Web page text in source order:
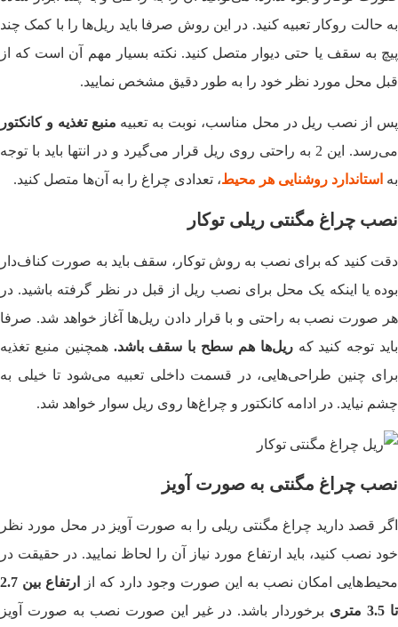
به حالت روکار تعبیه کنید. در این روش صرفا باید ریل‌ها را با کمک چند
پیچ به سقف یا حتی دیوار متصل کنید. نکته بسیار مهم آن است که از
قبل محل مورد نظر خود را به طور دقیق مشخص نمایید.
پس از نصب ریل در محل مناسب، نوبت به تعبیه منبع تغذیه و کانکتور
می‌رسد. این 2 به راحتی روی ریل قرار می‌گیرد و در انتها باید با توجه
به استاندارد روشنایی هر محیط، تعدادی چراغ را به آن‌ها متصل کنید.
نصب چراغ مگنتی ریلی توکار
دقت کنید که برای نصب به روش توکار، سقف باید به صورت کناف‌دار
بوده یا اینکه یک محل برای نصب ریل‌ از قبل در نظر گرفته باشید. در
هر صورت نصب به راحتی و با قرار دادن ریل‌ها آغاز خواهد شد. صرفا
باید توجه کنید کهریل‌ها هم سطح با سقف باشد. همچنین منبع تغذیه
برای چنین طراحی‌هایی، در قسمت داخلی تعبیه می‌شود تا خیلی به
چشم نیاید. در ادامه کانکتور و چراغ‌ها روی ریل سوار خواهد شد.
نصب چراغ مگنتی به صورت آویز
اگر قصد دارید چراغ مگنتی ریلی را به صورت آویز در محل مورد نظر
خود نصب کنید، باید ارتفاع مورد نیاز آن را لحاظ نمایید. در حقیقت در
محیط‌هایی امکان نصب به این صورت وجود دارد که از
ارتفاع بین 2.7
تا 3.5 متری
برخوردار باشد. در غیر این صورت نصب به صورت آویز